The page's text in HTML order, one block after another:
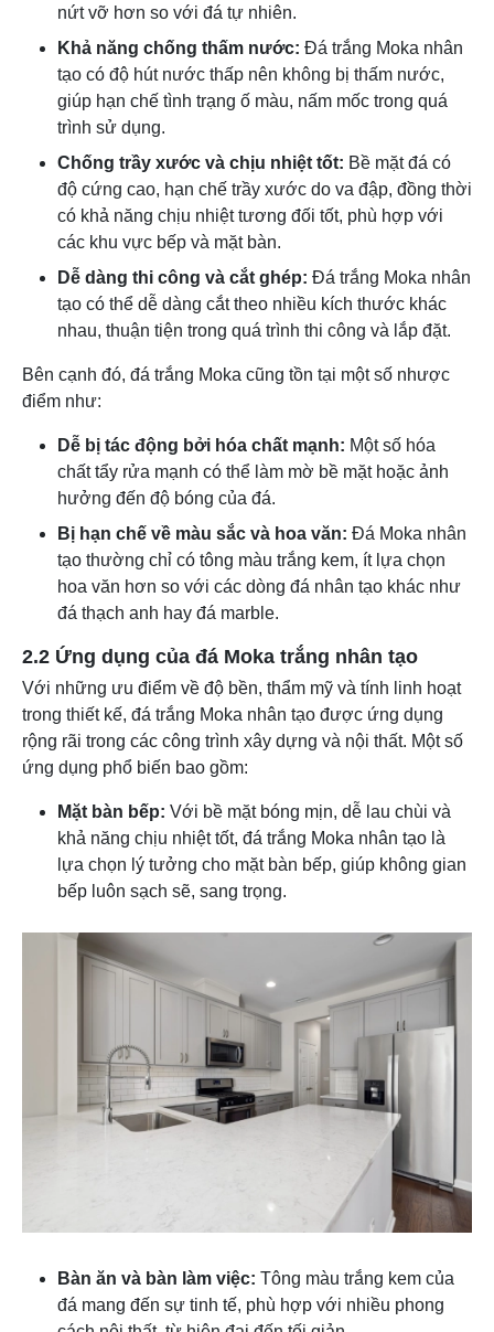
nứt vỡ hơn so với đá tự nhiên.
Khả năng chống thấm nước: Đá trắng Moka nhân
tạo có độ hút nước thấp nên không bị thấm nước,
giúp hạn chế tình trạng ố màu, nấm mốc trong quá
trình sử dụng.
Chống trầy xước và chịu nhiệt tốt: Bề mặt đá có
độ cứng cao, hạn chế trầy xước do va đập, đồng thời
có khả năng chịu nhiệt tương đối tốt, phù hợp với
các khu vực bếp và mặt bàn.
Dễ dàng thi công và cắt ghép: Đá trắng Moka nhân
tạo có thể dễ dàng cắt theo nhiều kích thước khác
nhau, thuận tiện trong quá trình thi công và lắp đặt.
Bên cạnh đó, đá trắng Moka cũng tồn tại một số nhược
điểm như:
Dễ bị tác động bởi hóa chất mạnh: Một số hóa
chất tẩy rửa mạnh có thể làm mờ bề mặt hoặc ảnh
hưởng đến độ bóng của đá.
Bị hạn chế về màu sắc và hoa văn: Đá Moka nhân
tạo thường chỉ có tông màu trắng kem, ít lựa chọn
hoa văn hơn so với các dòng đá nhân tạo khác như
đá thạch anh hay đá marble.
2.2 Ứng dụng của đá Moka trắng nhân tạo
Với những ưu điểm về độ bền, thẩm mỹ và tính linh hoạt
trong thiết kế, đá trắng Moka nhân tạo được ứng dụng
rộng rãi trong các công trình xây dựng và nội thất. Một số
ứng dụng phổ biến bao gồm:
Mặt bàn bếp: Với bề mặt bóng mịn, dễ lau chùi và
khả năng chịu nhiệt tốt, đá trắng Moka nhân tạo là
lựa chọn lý tưởng cho mặt bàn bếp, giúp không gian
bếp luôn sạch sẽ, sang trọng.
Bàn ăn và bàn làm việc: Tông màu trắng kem của
đá mang đến sự tinh tế, phù hợp với nhiều phong